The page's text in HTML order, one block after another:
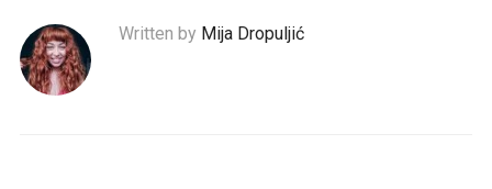
Written by Mija Dropuljić